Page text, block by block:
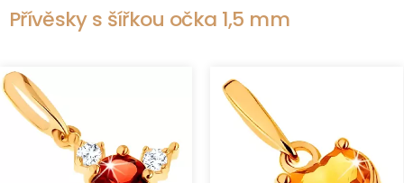
Přívěsky s šířkou očka 1,5 mm